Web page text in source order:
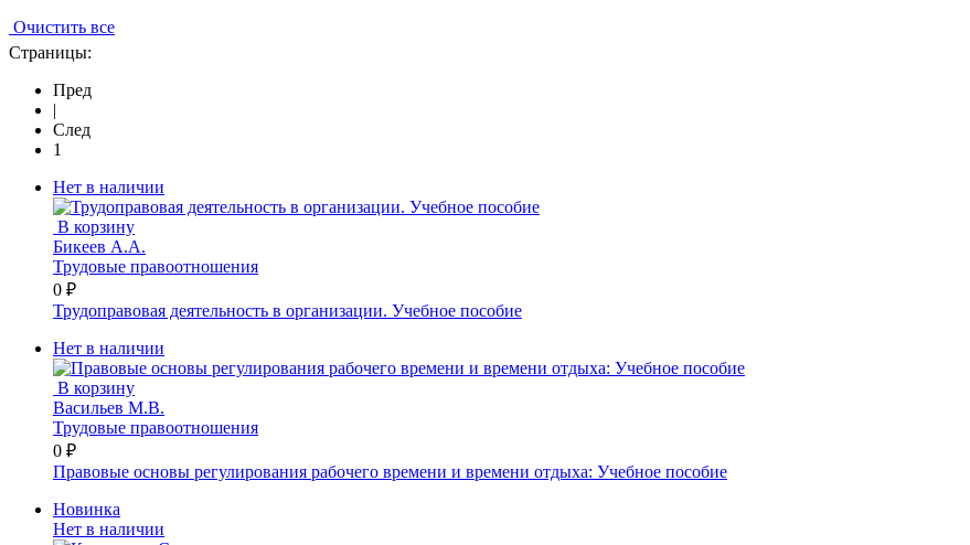
Очистить все
Страницы:
Пред
|
След
1
Нет в наличии
В корзину
Бикеев А.А.
Трудовые правоотношения
0 ₽
Трудоправовая деятельность в организации. Учебное пособие
Нет в наличии
В корзину
Васильев М.В.
Трудовые правоотношения
0 ₽
Правовые основы регулирования рабочего времени и времени отдыха: Учебное пособие
Новинка
Нет в наличии